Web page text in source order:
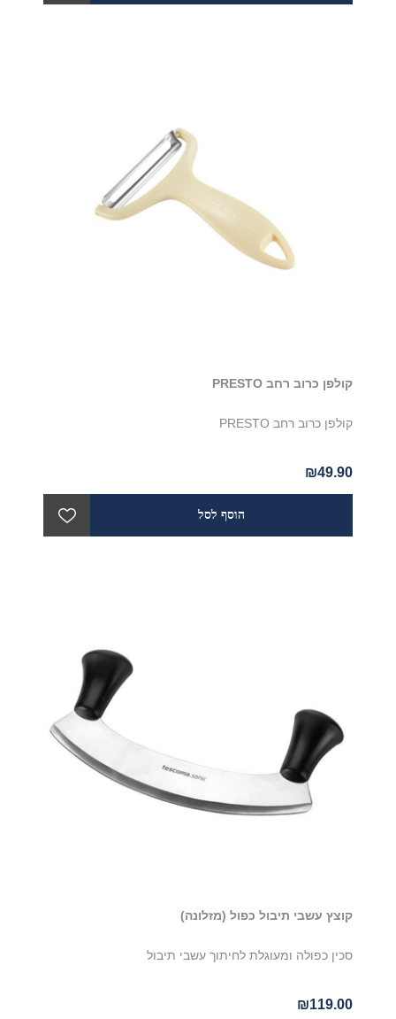
קולפן כרוב רחב PRESTO
קולפן כרוב רחב PRESTO
₪49.90
קוצץ עשבי תיבול כפול (מזלונה)
סכין כפולה ומעוגלת לחיתוך עשבי תיבול
₪119.00